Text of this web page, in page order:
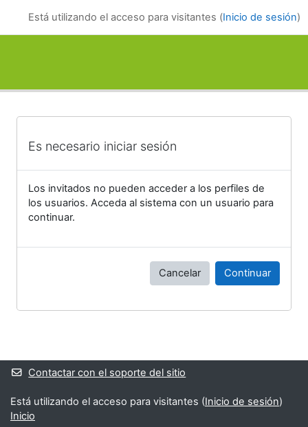
Está utilizando el acceso para visitantes (Inicio de sesión)
Es necesario iniciar sesión
Los invitados no pueden acceder a los perfiles de
los usuarios. Acceda al sistema con un usuario para
continuar.
Cancelar Continuar
Bloques suplementarios
Contactar con el soporte del sitio
Está utilizando el acceso para visitantes (Inicio de sesión)
Inicio